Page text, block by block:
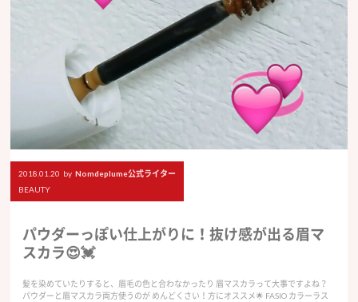
2018.01.20 by Nomdeplume公式ライター
BEAUTY
パウダーっぽい仕上がりに！抜け感が出る眉マ
スカラ😍💓
髪を染めていたりすると、眉毛の色と合わなかったり 眉マスカラって大事ですよね？
パウダーと眉マスカラ両方使うのが めんどくさい！方にオススメ🌟 FASIO カラーラス